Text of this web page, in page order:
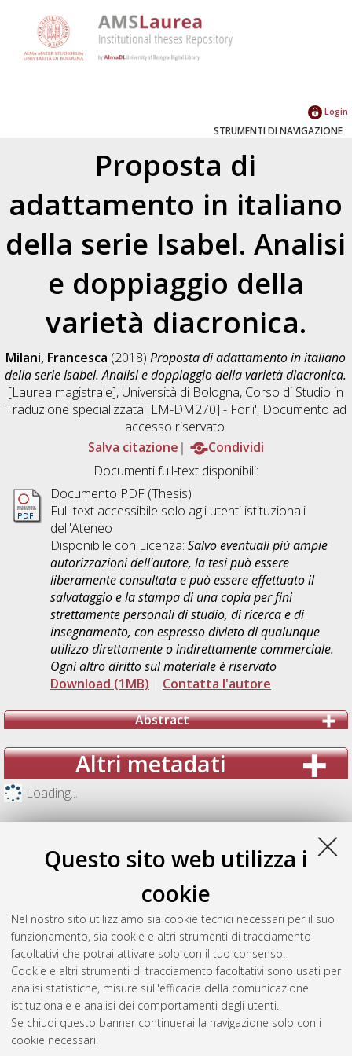
Questo sito web utilizza i
cookie
Nel nostro sito utilizziamo sia cookie tecnici necessari per il suo
funzionamento, sia cookie e altri strumenti di tracciamento
facoltativi che potrai attivare solo con il tuo consenso.
Cookie e altri strumenti di tracciamento facoltativi sono usati per
analisi statistiche, misure sull'efficacia della comunicazione
istituzionale e analisi dei comportamenti degli utenti.
Se chiudi questo banner continuerai la navigazione solo con i
cookie necessari.
Login
STRUMENTI DI NAVIGAZIONE
Proposta di
adattamento in italiano
della serie Isabel. Analisi
e doppiaggio della
varietà diacronica.
Milani, Francesca (2018)Proposta di adattamento in italiano
della serie Isabel. Analisi e doppiaggio della varietà diacronica.
[Laurea magistrale], Università di Bologna, Corso di Studio in
Traduzione specializzata [LM-DM270] - Forli', Documento ad
accesso riservato.
Salva citazione
Condividi
Documenti full-text disponibili:
Documento PDF (Thesis)
Full-text accessibile solo agli utenti istituzionali
dell'Ateneo
Disponibile con Licenza: Salvo eventuali più ampie
autorizzazioni dell'autore, la tesi può essere
liberamente consultata e può essere effettuato il
salvataggio e la stampa di una copia per fini
strettamente personali di studio, di ricerca e di
insegnamento, con espresso divieto di qualunque
utilizzo direttamente o indirettamente commerciale.
Ogni altro diritto sul materiale è riservato
Download (1MB) | Contatta l'autore
Abstract
Altri metadati
Loading...
Gestione del documento: